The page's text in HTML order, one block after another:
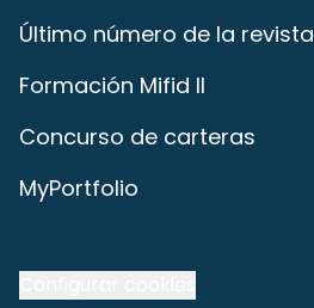
Último número de la revista
Formación Mifid II
Concurso de carteras
MyPortfolio